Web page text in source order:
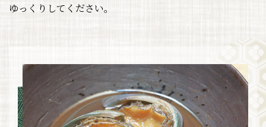
ゆっくりしてください。